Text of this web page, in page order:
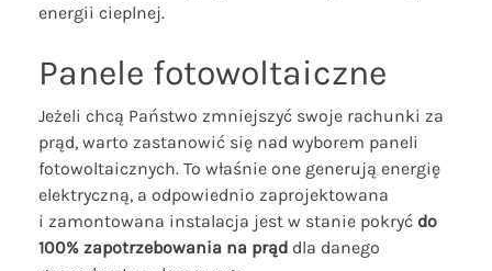
energii cieplnej.
Panele fotowoltaiczne
Jeżeli chcą Państwo zmniejszyć swoje rachunki za
prąd, warto zastanowić się nad wyborem paneli
fotowoltaicznych. To właśnie one generują energię
elektryczną, a odpowiednio zaprojektowana
i zamontowana instalacja jest w stanie pokryć do
100% zapotrzebowania na prąd dla danego